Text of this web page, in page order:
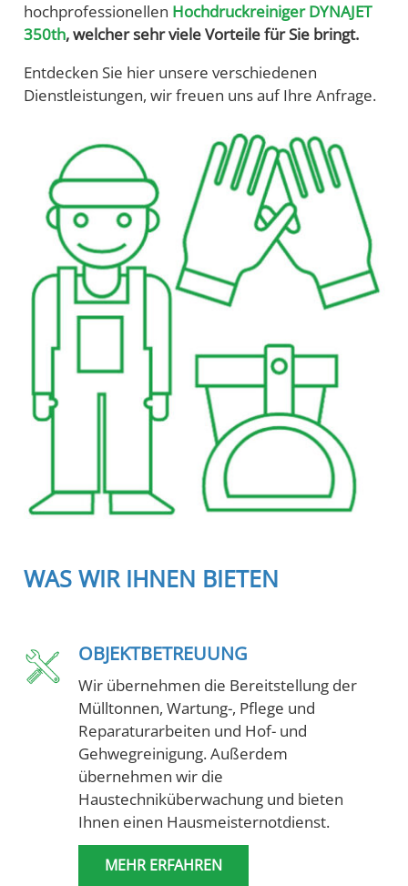
hochprofessionellen Hochdruckreiniger DYNAJET
350th, welcher sehr viele Vorteile für Sie bringt.
Entdecken Sie hier unsere verschiedenen
Dienstleistungen, wir freuen uns auf Ihre Anfrage.
WAS WIR IHNEN BIETEN
OBJEKTBETREUUNG
Wir übernehmen die Bereitstellung der
Mülltonnen, Wartung-, Pflege und
Reparaturarbeiten und Hof- und
Gehwegreinigung. Außerdem
übernehmen wir die
Haustechniküberwachung und bieten
Ihnen einen Hausmeisternotdienst.
MEHR ERFAHREN